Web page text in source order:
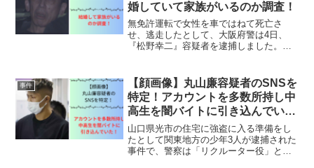
婚していて家族がいるのか調査！
無免許運転で女性を車ではねて死亡さ
せ、逃走したとして、大阪府警は4日、
『松野幸二』容疑者を逮捕しました。自
の疑いでの逮捕だそうです。松野幸二容
疑者について見ていきましょ...
事件
【顔画像】丸山廉容疑者のSNSを
特定！アカウントを多数所持し中
高生を闇バイトに引き込んでい
た！
山口県光市の住宅に強盗に入る準備をし
たとして関東地方の少年3人が逮捕された
事件で、警察は「リクルーター役」とみ